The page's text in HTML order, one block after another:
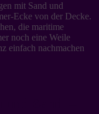
mit Sand und
Ecke von der Decke.
die maritime
noch eine Weile
einfach nachmachen